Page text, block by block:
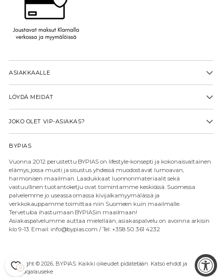
ASIAKKAALLE
LÖYDÄ MEIDÄT
JOKO OLET VIP-ASIAKAS?
BYPIAS
Vuonna 2012 perustettu BYPIAS on lifestyle-konsepti ja kokonaisvaltainen
elämys, jossa muoti ja sisustus yhdessä muodostavat lumoavan,
harmonisen maailman. Laadukkaat luonnonmateriaalit sekä
vastuullinen tuotantoketju ovat toimintamme keskiössä. Suomessa
palvelemme jo useassa omassa kivijalkamyymälässä ja
verkkokauppamme toimittaa niin Suomeen kuin maailmalle.
Tervetuloa ihastumaan BYPIASin maailmaan!
Asiakaspalvelumme auttaa mielellään, asiakaspalvelu on avoinna arkisin
klo 9-13. Email: info@bypias.com / Tel: +358 50 361 4232
Copyright © 2026, BYPIAS. Kaikki oikeudet pidätetään. Katso ehdot ja
tietosuojalauseke
0